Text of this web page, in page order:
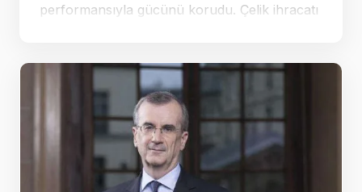
performansıyla gücünü korudu. Çelik ihracatı